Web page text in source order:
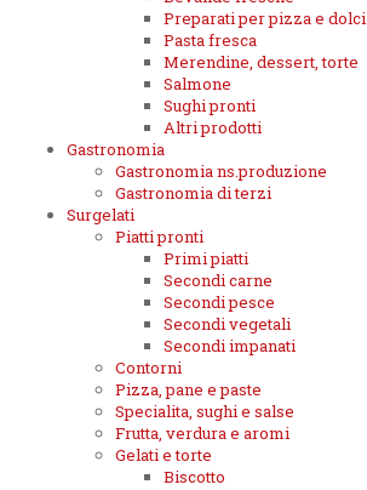
Preparati per pizza e dolci
Pasta fresca
Merendine, dessert, torte
Salmone
Sughi pronti
Altri prodotti
Gastronomia
Gastronomia ns.produzione
Gastronomia di terzi
Surgelati
Piatti pronti
Primi piatti
Secondi carne
Secondi pesce
Secondi vegetali
Secondi impanati
Contorni
Pizza, pane e paste
Specialita, sughi e salse
Frutta, verdura e aromi
Gelati e torte
Biscotto